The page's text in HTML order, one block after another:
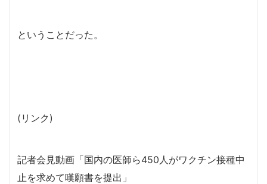
ということだった。
(リンク)
記者会見動画「国内の医師ら450人がワクチン接種中
止を求めて嘆願書を提出」